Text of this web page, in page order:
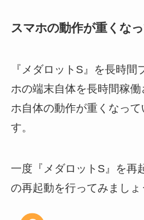
スマホの動作が重くな
『メダロットS』を長時
ホの端末自体を長時間稼
ホ自体の動作が重くなっ
す。
一度『メダロットS』を再
の再起動を行ってみましょ